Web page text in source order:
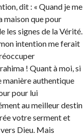
dit : « Quand je me
maison que pour
les signes de la Vérité.
intention me ferait
! Quant à moi, si
manière authentique
pour lui
au meilleur destin
votre serment et
Dieu. Mais